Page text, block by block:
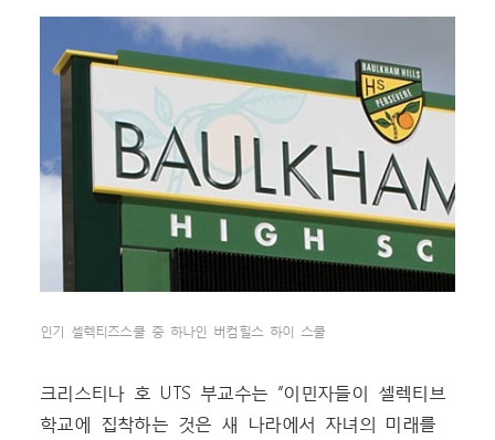
인기 셀렉티즈스쿨 중 하나인 버컴힐스 하이 스쿨
크리스티나 호 UTS 부교수는 “이민자들이 셀렉티브
학교에 집착하는 것은 새 나라에서 자녀의 미래를